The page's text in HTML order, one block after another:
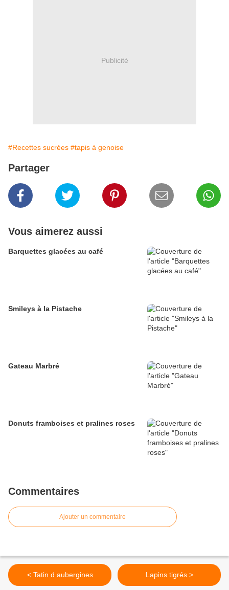
Publicité
#Recettes sucrées #tapis à genoise
Partager
Vous aimerez aussi
Barquettes glacées au café
Smileys à la Pistache
Gateau Marbré
Donuts framboises et pralines roses
Commentaires
Ajouter un commentaire
< Tatin d aubergines Lapins tigrés >